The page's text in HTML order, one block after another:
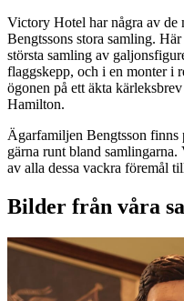
Victory Hotel har några av de
Bengtssons stora samling.
största samling av
flaggskepp, och i en monter i
ögonen på ett äkta
Hamilton.
Ägarfamiljen Bengtsson finns
gärna runt bland
av alla dessa vackra föremål
Bilder från våra